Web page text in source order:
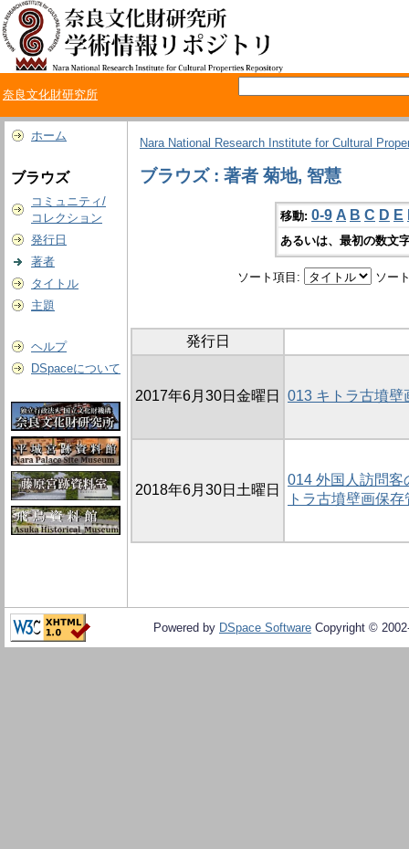
奈良文化財研究所
ホーム
ブラウズ
コミュニティ/
コレクション
発行日
著者
タイトル
主題
ヘルプ
DSpaceについて
Nara National Research Institute for Cultural
ブラウズ : 著者 菊地, 智慧
移動: 0-9 A B C D E
あるいは、最初の数文
ソート項目: ソー
発行日
2017年6月30日金曜日 013 キトラ古墳壁
2018年6月30日土曜日
014 外国人訪問
トラ古墳壁画保
Powered by DSpace Software Copyright ©